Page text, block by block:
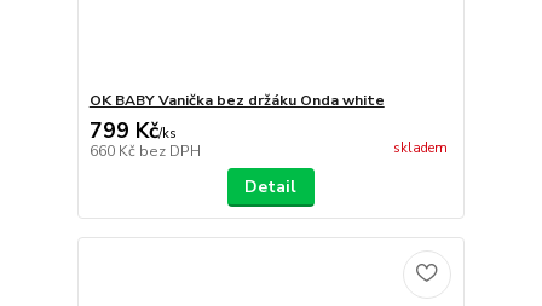
OK BABY Vanička bez držáku Onda white
799 Kč/ks
660 Kč bez DPH skladem
Detail